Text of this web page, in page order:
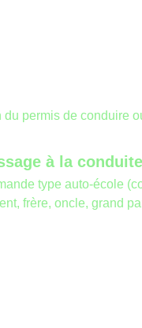
permis de conduire
à la
type auto-école
frère, oncle, grand